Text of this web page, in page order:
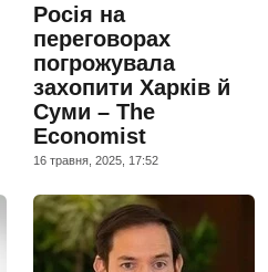
Росія на
переговорах
погрожувала
захопити Харків й
Суми – The
Economist
16 травня, 2025, 17:52